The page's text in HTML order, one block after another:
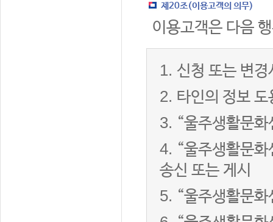
제20조(이용고객의 의무)
이용고객은 다음
1. 신청 또는 변
2. 타인의 정보 도
3. “울주생활문
4. “울주생활문
송신 또는 게시
5. “울주생활문